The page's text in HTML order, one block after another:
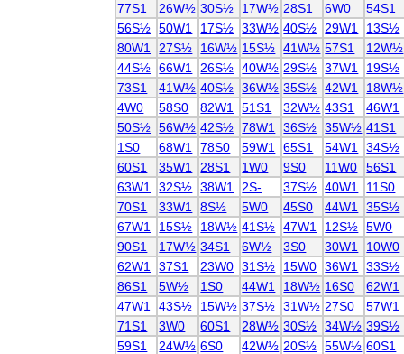
77S1
26W½ 30S½ 17W½ 28S1 6W0
54S1
56S½ 50W1 17S½ 33W½ 40S½ 29W1
13S½
80W1
27S½ 16W½ 15S½ 41W½ 57S1
12W½
44S½ 66W1 26S½ 40W½ 29S½ 37W1
19S½
73S1
41W½ 40S½ 36W½ 35S½ 42W1
18W½
4W0
58S0 82W1 51S1 32W½ 43S1
46W1
50S½ 56W½ 42S½ 78W1 36S½ 35W½ 41S1
1S0
68W1 78S0 59W1 65S1 54W1
34S½
60S1
35W1 28S1 1W0 9S0 11W0
56S1
63W1
32S½ 38W1 2S- 37S½ 40W1
11S0
70S1
33W1 8S½ 5W0 45S0 44W1
35S½
67W1
15S½ 18W½ 41S½ 47W1 12S½ 5W0
90S1
17W½ 34S1 6W½ 3S0 30W1
10W0
62W1
37S1 23W0 31S½ 15W0 36W1
33S½
86S1
5W½ 1S0 44W1 18W½ 16S0
62W1
47W1
43S½ 15W½ 37S½ 31W½ 27S0
57W1
71S1
3W0 60S1 28W½ 30S½ 34W½ 39S½
59S1
24W½ 6S0 42W½ 20S½ 55W½ 60S1